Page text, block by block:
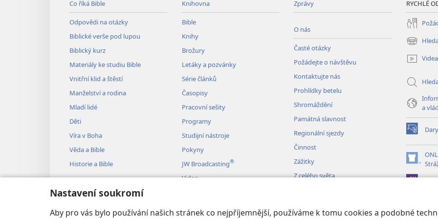
Nastavení soukromí
Aby pro vás bylo používání našich stránek co nejpříjemnější, používáme k tomu cookies a podobné
Co říká Bible
Odpovědi na otázky
Biblické verše pod lupou
Biblický kurz
Materiály ke studiu Bible
Vnitřní klid a štěstí
Manželství a rodina
Mladí lidé
Děti
Víra v Boha
Věda a Bible
Historie a Bible
Knihovna
Bible
Knihy
Brožury
Letáky a pozvánky
Série článků
Časopisy
Pracovní sešity
Programy
Studijní nástroje
Pokyny
JW Broadcasting®
Videa
Zprávy
O nás
Časté otázky
Požádejte o návštěvu
Kontaktujte nás
Prohlídky betelu
Shromáždění
Památná slavnost
Regionální sjezdy
Činnost
Zážitky
Z celého světa
RYCHLÉ
(otevřeno
nové
okno)
Videa
a
Dary
(otevřeno
nové
okno)
(otevřeno
nové